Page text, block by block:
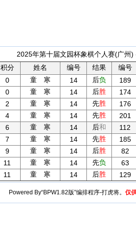
2025年第十届文园杯象棋个人赛(广州)
积分 姓名 编号 结果
编号
0 童 寒 14 后负
189
0 童 寒 14 后胜
174
2 童 寒 14 先胜
176
4 童 寒 14 先胜
201
6 童 寒 14 后和
112
7 童 寒 14 先胜
185
9 童 寒 14 后胜
82
11 童 寒 14 先负
63
11 童 寒 14 后胜 129
Powered By“BPW1.82版”编排程序-打虎将。 仅